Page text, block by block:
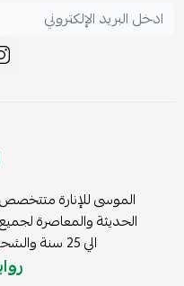
الموسى للإنارة متتخصص
الحديثة والمعاصرة
الي 25 سنة والشحن السريع وأمان التوصيل